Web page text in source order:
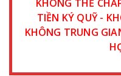
KHÔNG THẾ
TIỀN KÝ QUỸ -
KHÔNG TRUNG